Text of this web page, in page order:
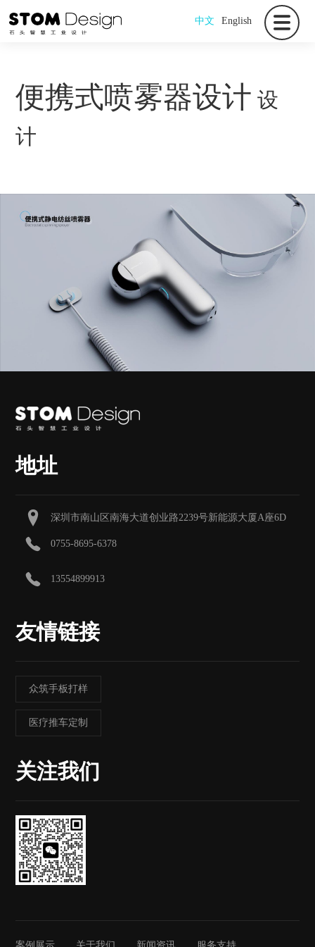
中文 English
便携式喷雾器设计 设
计
地址
深圳市南山区南海大道创业路2239号新能源大厦A座6D
0755-8695-6378
13554899913
友情链接
众筑手板打样
医疗推车定制
关注我们